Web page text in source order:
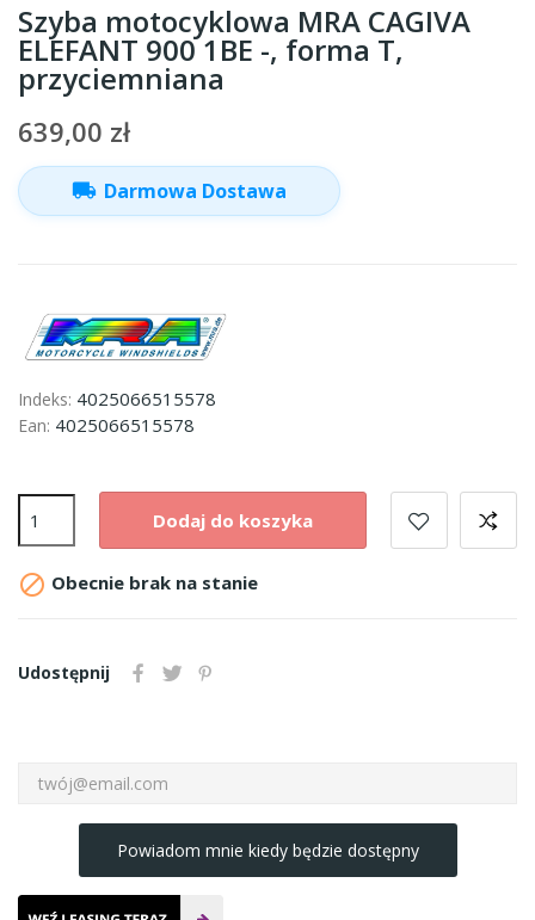
Szyba motocyklowa MRA CAGIVA
ELEFANT 900 1BE -, forma T,
przyciemniana
639,00 zł
local_shipping Darmowa Dostawa
Indeks: 4025066515578
Ean: 4025066515578
Dodaj do koszyka
 Obecnie brak na stanie
Udostępnij
Powiadom mnie kiedy będzie dostępny